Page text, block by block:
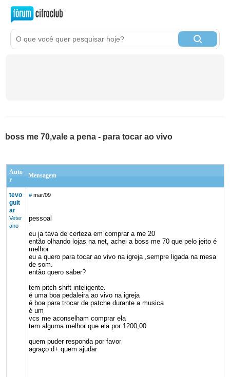
boss me 70,vale a pena - para tocar ao vivo
Auto
r
Mensagem
tevo
guit
ar
Veter
ano
# mar/09
pessoal
eu ja tava de certeza em comprar a me 20
então olhando lojas na net, achei a boss me 70 que pelo jeito é
melhor
eu a quero para tocar ao vivo na igreja ,sempre ligada na mesa
de som.
então quero saber?
tem pitch shift inteligente.
é uma boa pedaleira ao vivo na igreja
é boa para trocar de patche durante a musica
é um
vcs me aconselham comprar ela
tem alguma melhor que ela por 1200,00
quem puder responda por favor
agraço d+ quem ajudar